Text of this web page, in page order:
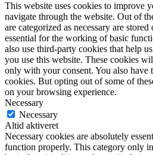
This website uses cookies to improve
navigate through the website. Out of
are categorized as necessary are
essential for the working of basic
also use third-party cookies that help
you use this website. These cookies
only with your consent. You also have
cookies. But opting out of some of
on your browsing experience.
Necessary
Necessary
Altid aktiveret
Necessary cookies are absolutely
function properly. This category only